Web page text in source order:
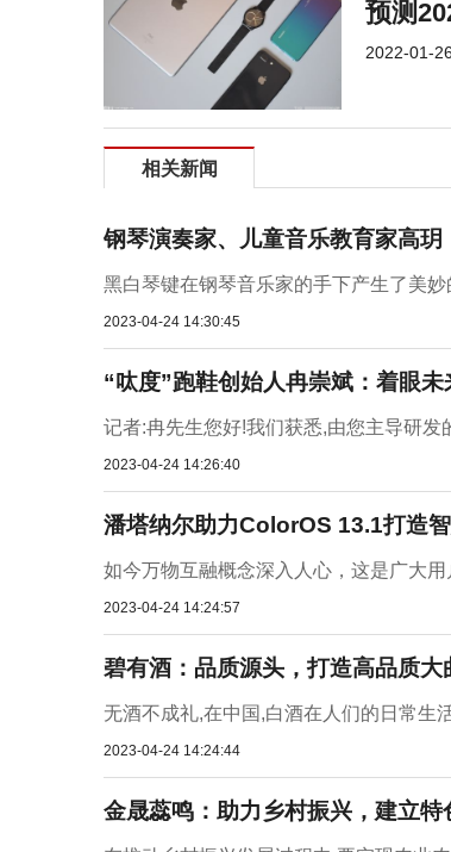
预测
2022-01-
相关新闻
钢琴演奏家、儿童音乐教育家高
黑白琴键在钢琴音乐家的手下产生了美
2023-04-24 14:30:45
“呔度”跑鞋创始人冉崇斌：着眼
记者:冉先生您好!我们获悉,由您主导研
2023-04-24 14:26:40
潘塔纳尔助力ColorOS 13.1打造
如今万物互融概念深入人心，这是广大
2023-04-24 14:24:57
碧有酒：品质源头，打造高品质大
无酒不成礼,在中国,白酒在人们的日常生
2023-04-24 14:24:44
金晟蕊鸣：助力乡村振兴，建立